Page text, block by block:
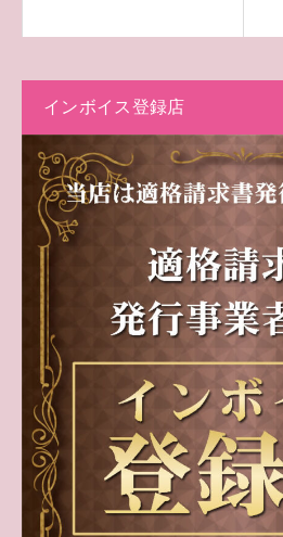
インボイス登録店